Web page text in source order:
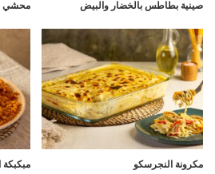
صينية بطاطس بالخضار والبيض محشي
مكرونة النجرسكو مبكبكة